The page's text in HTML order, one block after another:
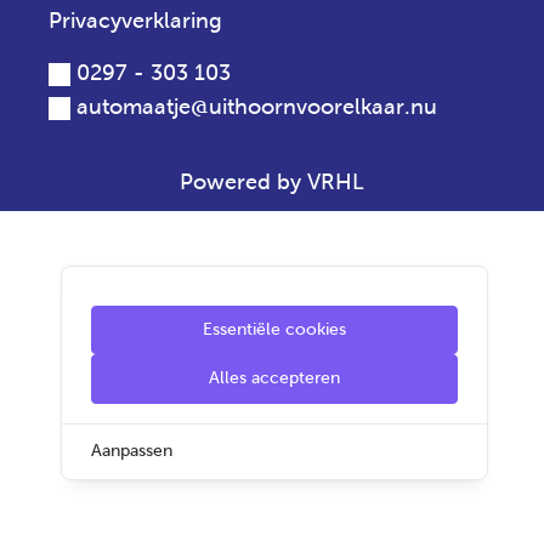
Privacyverklaring
0297 - 303 103
automaatje@uithoornvoorelkaar.nu
Powered by VRHL
Essentiële cookies
Alles accepteren
Aanpassen